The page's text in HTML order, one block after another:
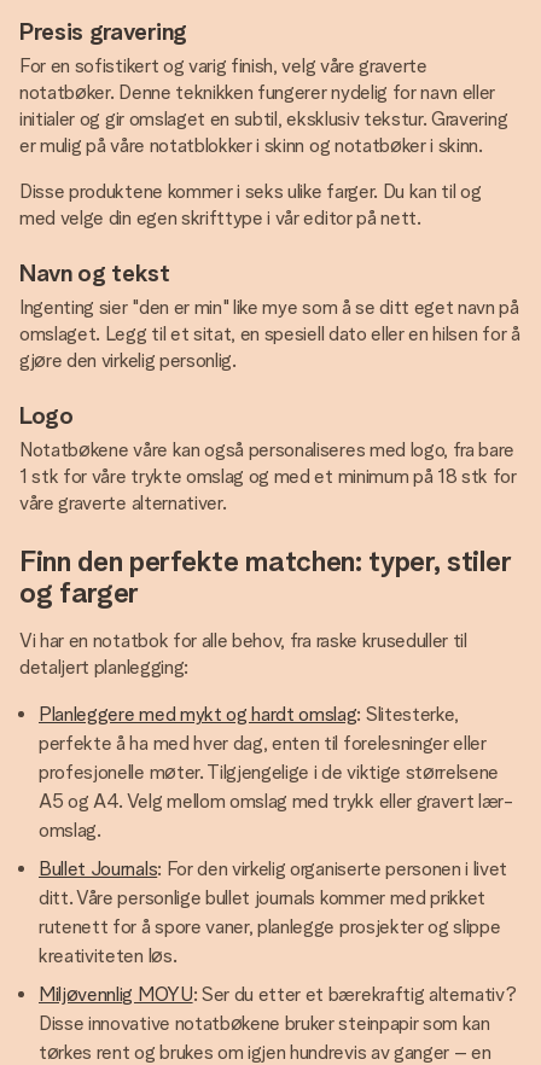
Presis gravering
For en sofistikert og varig finish, velg våre graverte
notatbøker. Denne teknikken fungerer nydelig for navn eller
initialer og gir omslaget en subtil, eksklusiv tekstur. Gravering
er mulig på våre notatblokker i skinn og notatbøker i skinn.
Disse produktene kommer i seks ulike farger. Du kan til og
med velge din egen skrifttype i vår editor på nett.
Navn og tekst
Ingenting sier "den er min" like mye som å se ditt eget navn på
omslaget. Legg til et sitat, en spesiell dato eller en hilsen for å
gjøre den virkelig personlig.
Logo
Notatbøkene våre kan også personaliseres med logo, fra bare
1 stk for våre trykte omslag og med et minimum på 18 stk for
våre graverte alternativer.
Finn den perfekte matchen: typer, stiler
og farger
Vi har en notatbok for alle behov, fra raske kruseduller til
detaljert planlegging:
Planleggere med mykt og hardt omslag: Slitesterke,
perfekte å ha med hver dag, enten til forelesninger eller
profesjonelle møter. Tilgjengelige i de viktige størrelsene
A5 og A4. Velg mellom omslag med trykk eller gravert lær­
omslag.
Bullet Journals: For den virkelig organiserte personen i livet
ditt. Våre personlige bullet journals kommer med prikket
rutenett for å spore vaner, planlegge prosjekter og slippe
kreativiteten løs.
Miljøvennlig MOYU: Ser du etter et bærekraftig alternativ?
Disse innovative notatbøkene bruker steinpapir som kan
tørkes rent og brukes om igjen hundrevis av ganger – en